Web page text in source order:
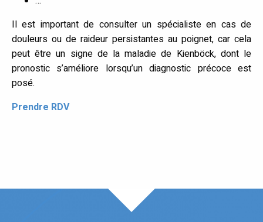
Il est important de consulter un spécialiste en cas de
douleurs ou de raideur persistantes au poignet, car cela
peut être un signe de la maladie de Kienböck, dont le
pronostic s’améliore lorsqu’un diagnostic précoce est
posé.
Prendre RDV